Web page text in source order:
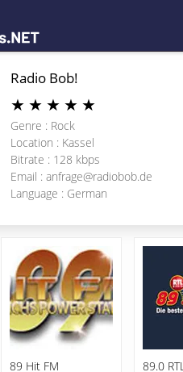
Radio Bob!
★ ★ ★ ★ ★
Genre : Rock
Location : Kassel
Bitrate : 128 kbps
Email :anfrage@radiobob.de
Language : German
89 Hit FM 89.0 RTL